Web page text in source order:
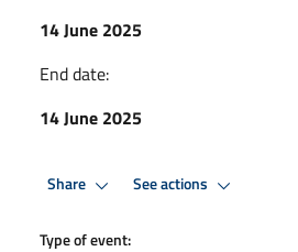
14 June 2025
End date:
14 June 2025
Share See actions
Type of event: